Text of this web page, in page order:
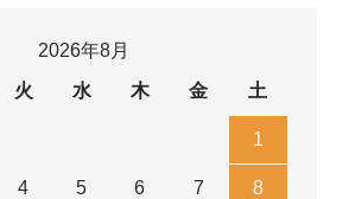
2026年8月
火 水 木 金 土
1
4 5 6 7 8